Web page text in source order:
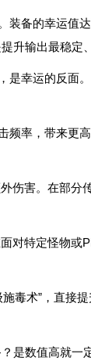
装备的幸运值
升输出最稳定
是幸运的反面
频率，带来更
伤害。在部分
对特定怪物或
毒术”，直接
是数值高就一